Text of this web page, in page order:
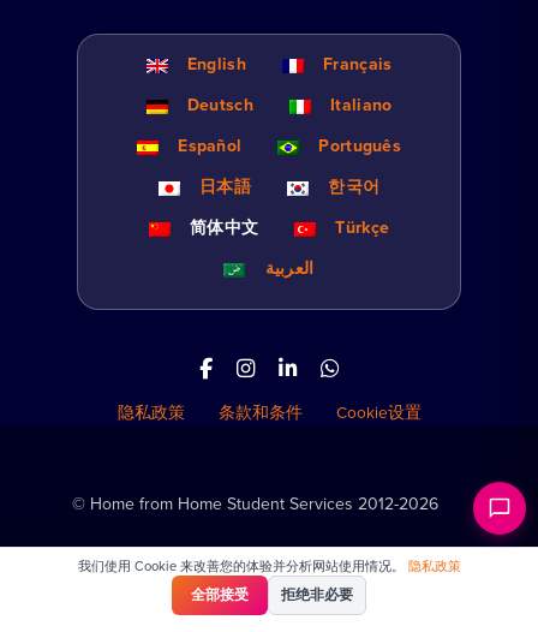
English
Français
Deutsch
Italiano
Español
Português
日本語
한국어
简体中文
Türkçe
العربية
隐私政策 条款和条件 Cookie设置
© Home from Home Student Services 2012-2026
我们使用 Cookie 来改善您的体验并分析网站使用情况。 隐私政策
全部接受 拒绝非必要